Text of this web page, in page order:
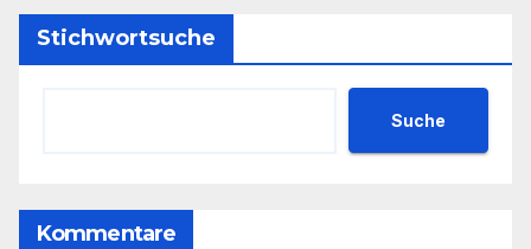
Stichwortsuche
Suche
Kommentare